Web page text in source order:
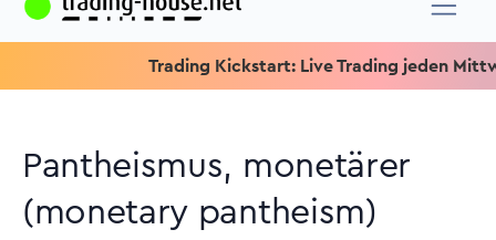
Trading Kickstart: Live Trading jeden Mittwoch
Pantheismus, monetärer
(monetary pantheism)